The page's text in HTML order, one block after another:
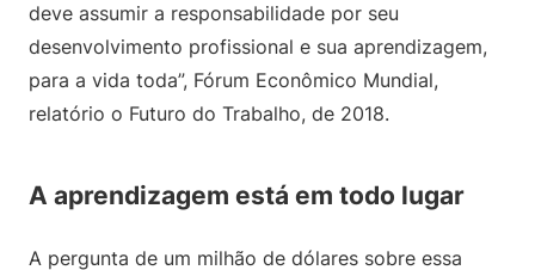
deve assumir a responsabilidade por seu
desenvolvimento profissional e sua aprendizagem,
para a vida toda”, Fórum Econômico Mundial,
relatório o Futuro do Trabalho, de 2018.
A aprendizagem está em todo lugar
A pergunta de um milhão de dólares sobre essa